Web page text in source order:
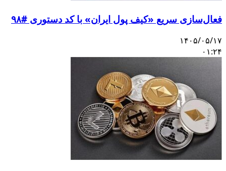
فعال‌سازی سریع «کیف پول ایران» با کد دستوری #۹۸
۱۴۰۵/۰۵/۱۷
۰۱:۲۴